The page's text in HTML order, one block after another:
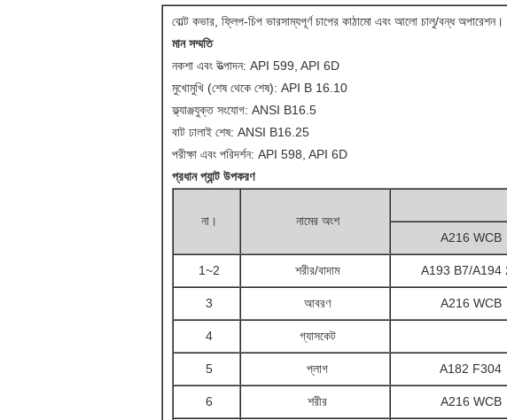
বোল্ট কভার, ফ্লিপ-চিপ ভারসাম্যপূর্ণ চাপের কাঠামো এবং আলো চালু/বন্ধ
মান সম্মতি
নকশা এবং উত্পাদন: API 599, API 6D
মুখোমুখি (শেষ থেকে শেষ): API B 16.10
ফ্ল্যাঞ্জযুক্ত সংযোগ: ANSI B16.5
বাট ঢালাই শেষ: ANSI B16.25
পরীক্ষা এবং পরিদর্শন: API 598, API 6D
প্রধান প্যান্ট উপকরণ
না। নামের অংশ
A216 WCB
1~2 শরীর/বাদাম A193 B7/A194
3 আবরণ A216 WCB
4 গ্যাসকেট
5 প্লাগ A182 F304
6 শরীর A216 WCB